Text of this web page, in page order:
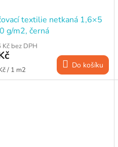
textilie netkaná 1,6×5
g/m2, černá
bez DPH
/ 1 m2 Do košíku